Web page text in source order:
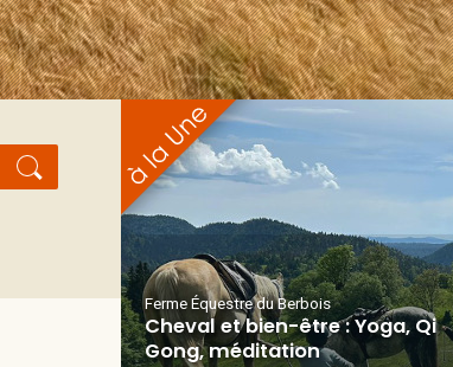
Ferme Équestre du Berbois
Cheval et bien-être : Yoga, Qi
Gong, méditation